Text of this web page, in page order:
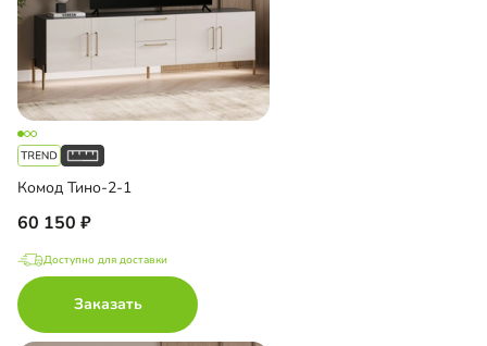
Комод Тино-2-1
60 150
Доступно для доставки
Заказать